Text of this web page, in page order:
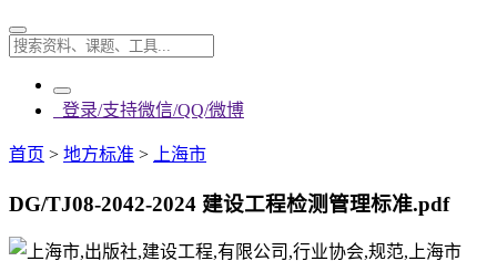
登录/支持微信/QQ/微博
首页 > 地方标准 > 上海市
DG/TJ08-2042-2024 建设工程检测管理标准.pdf